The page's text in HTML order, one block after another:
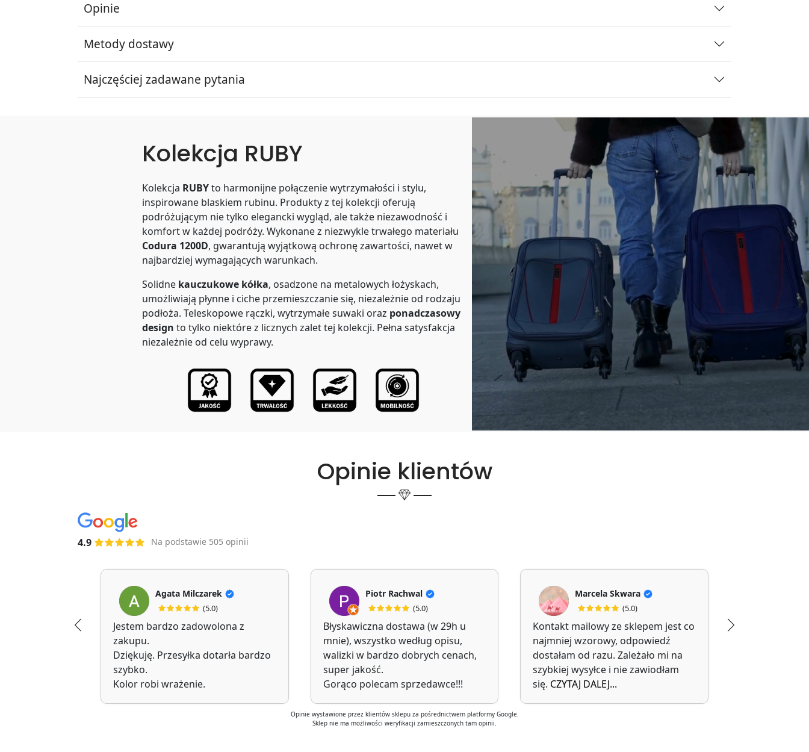
Opinie
Metody dostawy
Najczęściej zadawane pytania
Kolekcja RUBY
Kolekcja RUBYto harmonijne połączenie wytrzymałości i stylu,
inspirowane blaskiem rubinu. Produkty z tej kolekcji oferują
podróżującym nie tylko elegancki wygląd, ale także niezawodność i
komfort w każdej podróży. Wykonane z niezwykle trwałego materiału
Codura 1200D, gwarantują wyjątkową ochronę zawartości, nawet w
najbardziej wymagających warunkach.
Solidne kauczukowe kółka, osadzone na metalowych łożyskach,
umożliwiają płynne i ciche przemieszczanie się, niezależnie od rodzaju
podłoża. Teleskopowe rączki, wytrzymałe suwaki oraz ponadczasowy
design to tylko niektóre z licznych zalet tej kolekcji. Pełna satysfakcja
niezależnie od celu wyprawy.
Opinie klientów
4.9 Na podstawie 505 opinii
Agata Milczarek
(5.0)
Jestem bardzo zadowolona z
zakupu.
Dziękuję. Przesyłka dotarła bardzo
szybko.
Kolor robi wrażenie.
Piotr Rachwal
(5.0)
Błyskawiczna dostawa (w 29h u
mnie), wszystko według opisu,
walizki w bardzo dobrych cenach,
super jakość.
Gorąco polecam sprzedawce!!!
Marcela Skwara
(5.0)
Kontakt mailowy ze sklepem jest co
najmniej wzorowy, odpowiedź
dostałam od razu. Zależało mi na
szybkiej wysyłce i nie zawiodłam
się. CZYTAJ DALEJ...
Opinie wystawione przez klientów sklepu za pośrednictwem platformy Google.
Sklep nie ma możliwości weryfikacji zamieszczonych tam opinii.